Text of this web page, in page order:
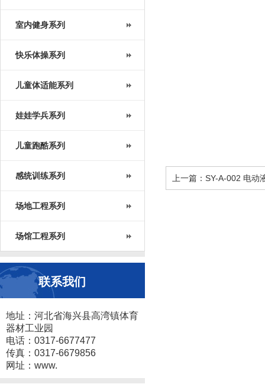
室内健身系列
快乐体操系列
儿童体适能系列
娃娃学兵系列
儿童跑酷系列
感统训练系列
场地工程系列
场馆工程系列
联系我们
地址：河北省海兴县高湾镇体育
器材工业园
电话：0317-6677477
传真：0317-6679856
网址：www.
上一篇：SY-A-002 电动